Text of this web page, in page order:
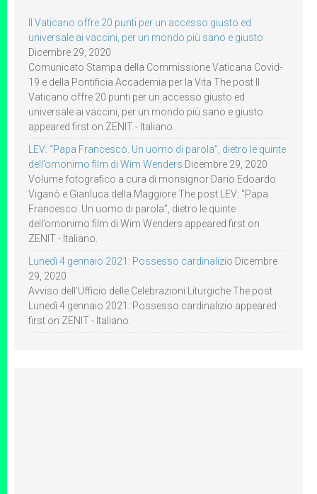
Il Vaticano offre 20 punti per un accesso giusto ed
universale ai vaccini, per un mondo più sano e giusto
Dicembre 29, 2020
Comunicato Stampa della Commissione Vaticana Covid-
19 e della Pontificia Accademia per la Vita The post Il
Vaticano offre 20 punti per un accesso giusto ed
universale ai vaccini, per un mondo più sano e giusto
appeared first on ZENIT - Italiano.
LEV: “Papa Francesco. Un uomo di parola”, dietro le quinte
dell’omonimo film di Wim Wenders Dicembre 29, 2020
Volume fotografico a cura di monsignor Dario Edoardo
Viganò e Gianluca della Maggiore The post LEV: “Papa
Francesco. Un uomo di parola”, dietro le quinte
dell’omonimo film di Wim Wenders appeared first on
ZENIT - Italiano.
Lunedì 4 gennaio 2021: Possesso cardinalizio Dicembre
29, 2020
Avviso dell’Ufficio delle Celebrazioni Liturgiche The post
Lunedì 4 gennaio 2021: Possesso cardinalizio appeared
first on ZENIT - Italiano.